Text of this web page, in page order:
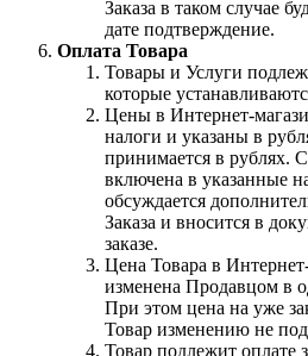
Заказа в таком случае
дате подтверждение.
Оплата Товара
Товары и Услуги
которые
Цены в Интернет-
налоги и указаны в
принимается в рублях.
включена в указанные
обсуждается
Заказа и вносится в
заказе.
Цена Товара в
изменена Продавцом в
При этом цена на уже
Товар изменению не
Товар подлежит оплате